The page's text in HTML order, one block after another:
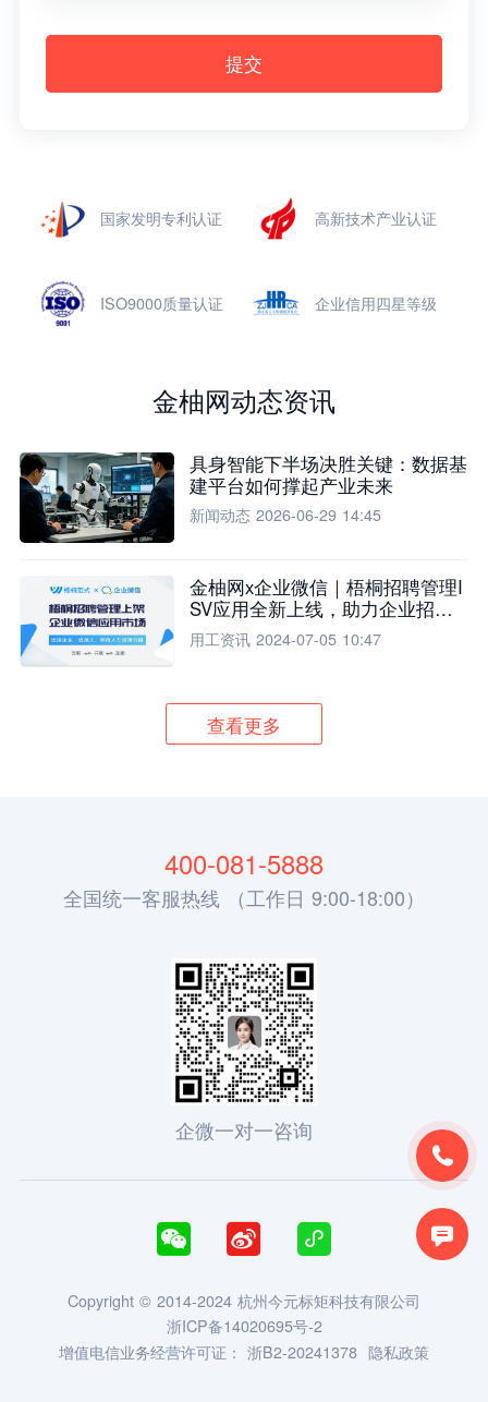
提交
国家发明专利认证 高新技术产业认证
ISO9000质量认证 企业信用四星等级
金柚网动态资讯
具身智能下半场决胜关键：数据基
建平台如何撑起产业未来
新闻动态 2026-06-29 14:45
金柚网x企业微信｜梧桐招聘管理I
SV应用全新上线，助力企业招聘
流程全面升级
用工资讯 2024-07-05 10:47
查看更多


400-081-5888
全国统一客服热线 （工作日 9:00-18:00）
企微一对一咨询
  
Copyright © 2014-2024 杭州今元标矩科技有限公司
浙ICP备14020695号-2
增值电信业务经营许可证： 浙B2-20241378 隐私政策